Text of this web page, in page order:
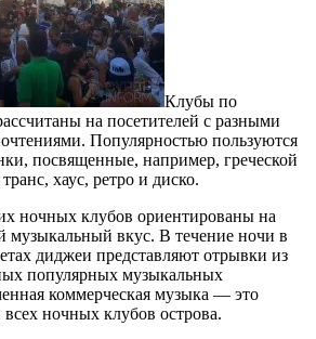
Клубы по
на посетителей с разными
Популярностью пользуются
посвященные, например, греческой
хаус, ретро и диско.
ночных клубов ориентированы на
музыкальный вкус. В течение ночи в
диджеи представляют отрывки из
популярных музыкальных
коммерческая музыка — это
ночных клубов острова.